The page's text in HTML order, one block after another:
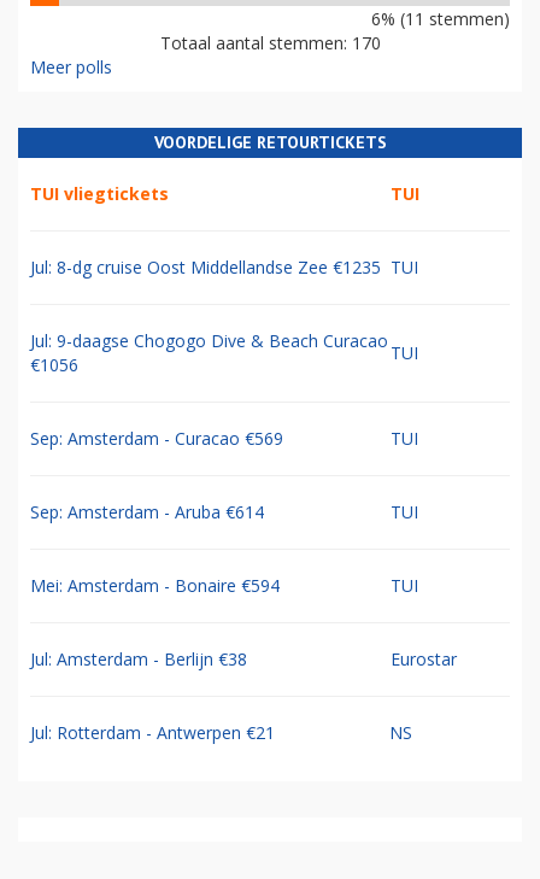
6% (11 stemmen)
Totaal aantal stemmen: 170
Meer polls
VOORDELIGE RETOURTICKETS
TUI vliegtickets TUI
Jul: 8-dg cruise Oost Middellandse Zee €1235 TUI
Jul: 9-daagse Chogogo Dive & Beach Curacao
€1056
TUI
Sep: Amsterdam - Curacao €569 TUI
Sep: Amsterdam - Aruba €614 TUI
Mei: Amsterdam - Bonaire €594 TUI
Jul: Amsterdam - Berlijn €38 Eurostar
Jul: Rotterdam - Antwerpen €21 NS